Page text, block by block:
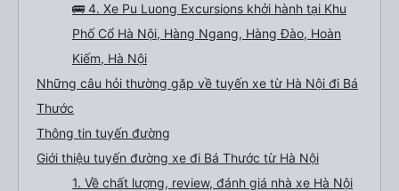
🚌 4. Xe Pu Luong Excursions khởi hành tại Khu
Phố Cổ Hà Nội, Hàng Ngang, Hàng Đào, Hoàn
Kiếm, Hà Nội
Những câu hỏi thường gặp về tuyến xe từ Hà Nội đi Bá
Thước
Thông tin tuyến đường
Giới thiệu tuyến đường xe đi Bá Thước từ Hà Nội
1. Về chất lượng, review, đánh giá nhà xe Hà Nội